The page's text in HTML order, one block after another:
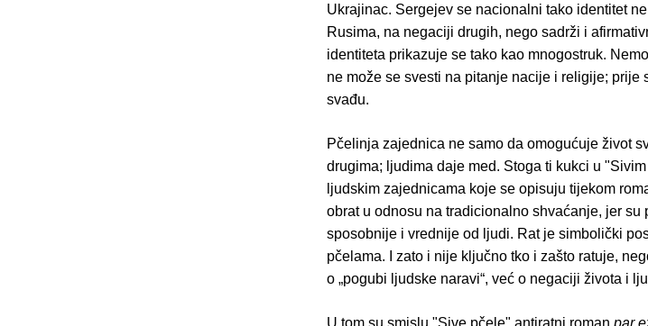
Ukrajinac. Sergejev se nacionalni tako identitet
Rusima, na negaciji drugih, nego sadrži i
identiteta prikazuje se tako kao mnogostruk.
ne može se svesti na pitanje nacije i religije; prije
svađu.
Pčelinja zajednica ne samo da omogućuje život
drugima; ljudima daje med. Stoga ti kukci u
ljudskim zajednicama koje se opisuju tijekom
obrat u odnosu na tradicionalno shvaćanje, jer
sposobnije i vrednije od ljudi. Rat je simbolički
pčelama. I zato i nije ključno tko i zašto ratuje,
o „pogubi ljudske naravi“, već o negaciji života i
U tom su smislu "Sive pčele" antiratni roman par